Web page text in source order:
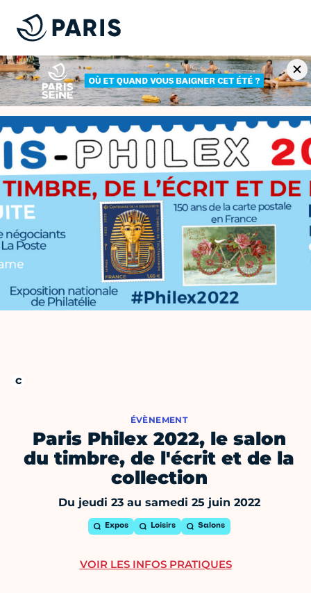
ÉVÈNEMENT
Paris Philex 2022, le salon
du timbre, de l'écrit et de la
collection
Du jeudi 23 au samedi 25 juin 2022
Expos Loisirs Salons
VOIR LES INFOS PRATIQUES